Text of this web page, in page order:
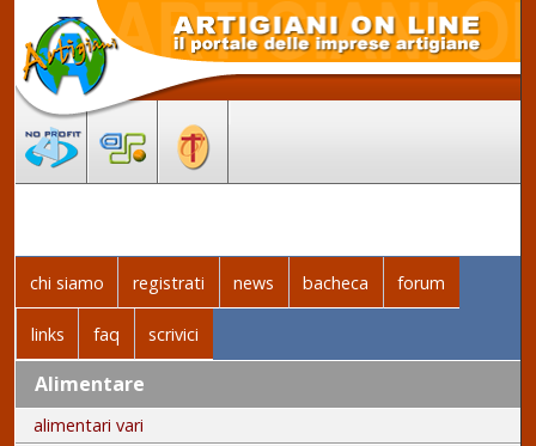
chi siamo registrati news bacheca forum
links faq scrivici
Alimentare
alimentari vari